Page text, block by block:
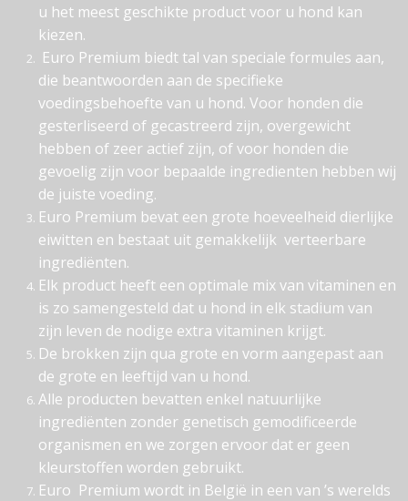
u het meest geschikte product voor u hond kan
kiezen.
Euro Premium biedt tal van speciale formules aan,
die beantwoorden aan de specifieke
voedingsbehoefte van u hond. Voor honden die
gesterliseerd of gecastreerd zijn, overgewicht
hebben of zeer actief zijn, of voor honden die
gevoelig zijn voor bepaalde ingredienten hebben wij
de juiste voeding.
Euro Premium bevat een grote hoeveelheid dierlijke
eiwitten en bestaat uit gemakkelijk verteerbare
ingrediënten.
Elk product heeft een optimale mix van vitaminen en
is zo samengesteld dat u hond in elk stadium van
zijn leven de nodige extra vitaminen krijgt.
De brokken zijn qua grote en vorm aangepast aan
de grote en leeftijd van u hond.
Alle producten bevatten enkel natuurlijke
ingrediënten zonder genetisch gemodificeerde
organismen en we zorgen ervoor dat er geen
kleurstoffen worden gebruikt.
Euro Premium wordt in België in een van ’s werelds